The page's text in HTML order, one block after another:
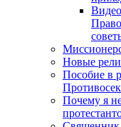
Новые
Пособие в
Почему я